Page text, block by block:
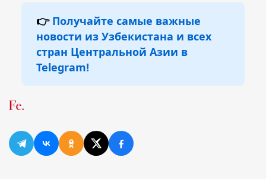
👉 Получайте самые важные
новости из Узбекистана и всех
стран Центральной Азии в
Telegram!